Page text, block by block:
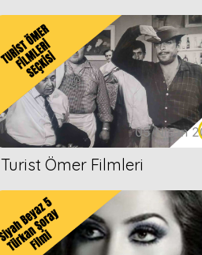
05 Nisan
Turist Ömer Filmleri